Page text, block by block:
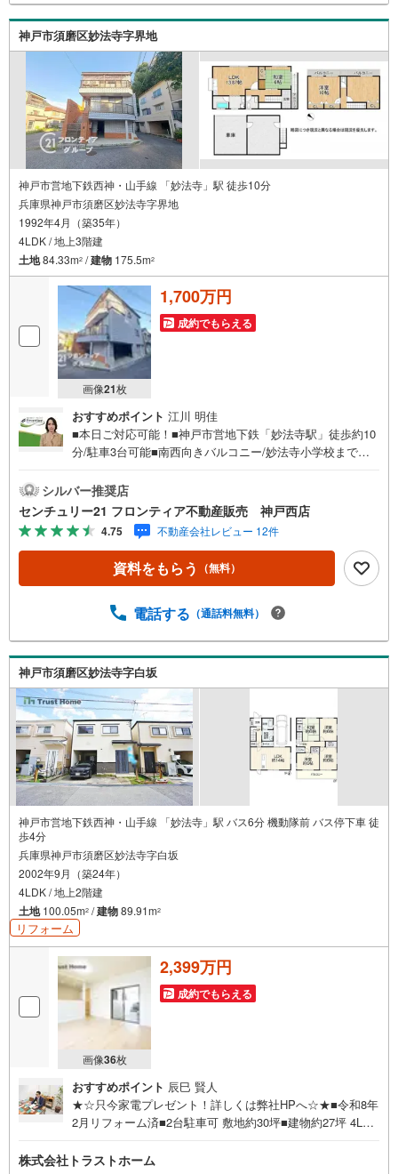
家のリフォームも弊社のリフォームプランナーがご提案！
5.定期的にご連絡を繋ぎ、有事の際に迅速にサポートいた
します弊社は専門家同士が連携をとっているため、より多
くの知見がございます。お気軽にお問合せください！
神戸市須磨区妙法寺字界地
神戸市営地下鉄西神・山手線 「妙法寺」駅 徒歩10分
兵庫県神戸市須磨区妙法寺字界地
1992年4月（築35年）
4LDK / 地上3階建
土地84.33m2 /建物 175.5m2
画像21枚
1,700万円
成約でもらえる
おすすめポイント 江川 明佳
■本日ご対応可能！■神戸市営地下鉄「妙法寺駅」徒歩約10
分/駐車3台可能■南西向きバルコニー/妙法寺小学校まで徒
お電話がスムーズ 特徴・収納スペース豊富・全室南西向
き・出窓・2面採光のお部屋多数・和洋室あり・2階リビン
グ・ビルトインガレージ 立地・神戸市立妙法寺小学校まで
徒歩約3分（約190m）・神戸市立横尾中学校まで徒歩約10
分（約750m） 弊社について・センチュリー21グループ売
上販売・契約件数 全国1位の実績（2023年時点・全国991店
の設置、間取りの一部変更などご提案可能 ）・365日営業
30分～）→ご希望条件のご相談（約30分～）→資金計画や
ローンのご相談（約30分～）→ご売却相談（約30分～）お
気軽にお問い合わせください！
シルバー推奨店
センチュリー21 フロンティア不動産販売 神戸西店
4.75 不動産会社レビュー 12件
資料をもらう （無料）
電話する （通話料無料）
神戸市須磨区妙法寺字白坂
神戸市営地下鉄西神・山手線 「妙法寺」駅 バス6分 機動隊前 バス停下車 徒
歩4分
兵庫県神戸市須磨区妙法寺字白坂
2002年9月（築24年）
4LDK / 地上2階建
土地100.05m2 /建物89.91m2
リフォーム
画像36枚
2,399万円
成約でもらえる
おすすめポイント 辰巳 賢人
★☆只今家電プレゼント！詳しくは弊社HPへ☆★■令和8年
2月リフォーム済■2台駐車可 敷地約30坪■建物約27坪 4LDK
室6帖以上あるゆとりある間取■住空間スッキリ！居室・廊
株式会社トラストホーム